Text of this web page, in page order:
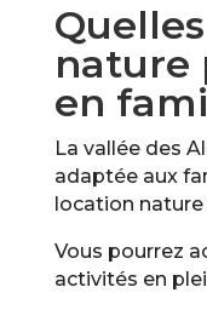
nature
en
La vallée des
adaptée aux
location
Vous pourrez
activités en